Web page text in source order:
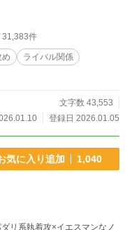
で、京介は息を呑んだ。 壇
は、新興配信会社《ECHO-
テラの最大のライバルだっ
ラブロマンス。 ※アナザ
ので、ビジネスも恋も全部奪
31,383件
め
ライバル関係
文字数 43,553
登録日 2026.01.05
気に入り追加 1,040
リ系執着攻×イエスマンなノ